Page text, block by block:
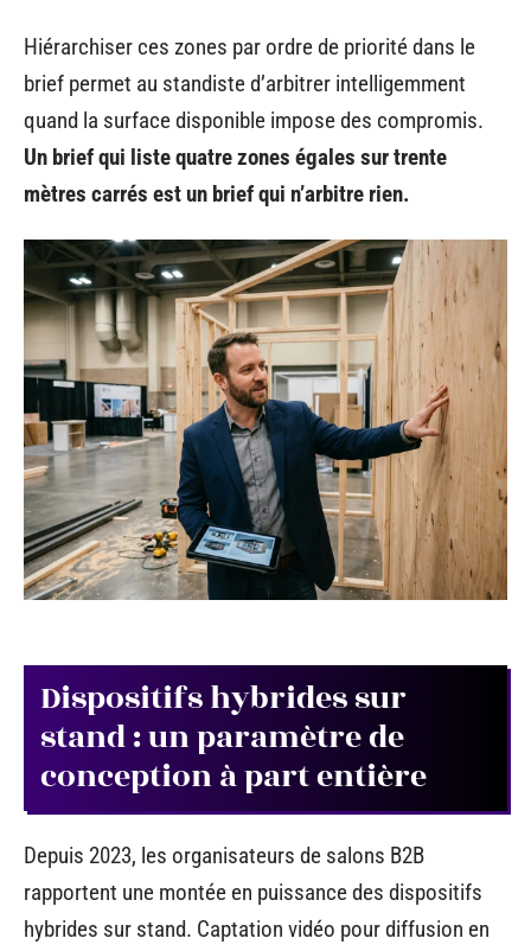
Hiérarchiser ces zones par ordre de priorité dans le
brief permet au standiste d’arbitrer intelligemment
quand la surface disponible impose des compromis.
Un brief qui liste quatre zones égales sur trente
mètres carrés est un brief qui n’arbitre rien.
Dispositifs hybrides sur
stand : un paramètre de
conception à part entière
Depuis 2023, les organisateurs de salons B2B
rapportent une montée en puissance des dispositifs
hybrides sur stand. Captation vidéo pour diffusion en